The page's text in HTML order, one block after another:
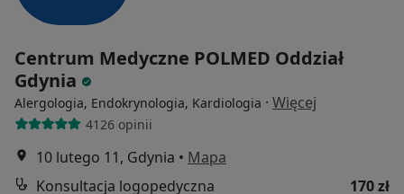
Centrum Medyczne POLMED Oddział
Gdynia
Alergologia, Endokrynologia, Kardiologia · Więcej
4126 opinii
10 lutego 11, Gdynia • Mapa
Konsultacja logopedyczna
170 zł